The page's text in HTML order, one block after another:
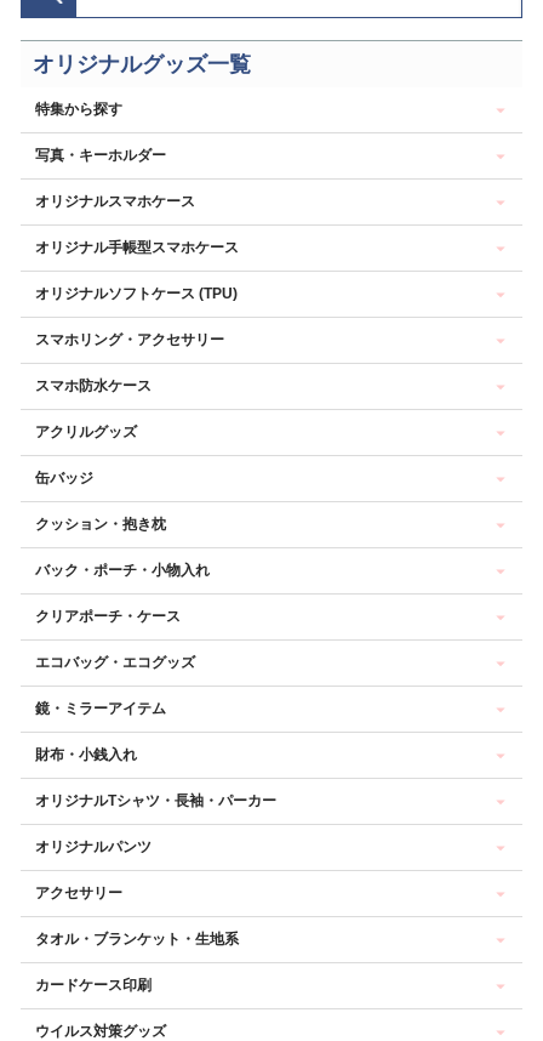
オリジナルグッズ一覧
特集から探す
写真・キーホルダー
オリジナルスマホケース
オリジナル手帳型スマホケース
オリジナルソフトケース (TPU)
スマホリング・アクセサリー
スマホ防水ケース
アクリルグッズ
缶バッジ
クッション・抱き枕
バック・ポーチ・小物入れ
クリアポーチ・ケース
エコバッグ・エコグッズ
鏡・ミラーアイテム
財布・小銭入れ
オリジナルTシャツ・長袖・パーカー
オリジナルパンツ
アクセサリー
タオル・ブランケット・生地系
カードケース印刷
ウイルス対策グッズ